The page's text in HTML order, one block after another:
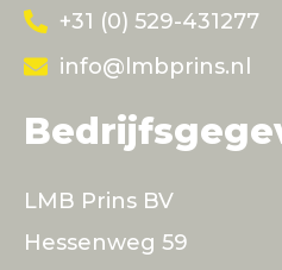
+31 (0) 529-431277
info@lmbprins.nl
LMB Prins BV
Hessenweg 59